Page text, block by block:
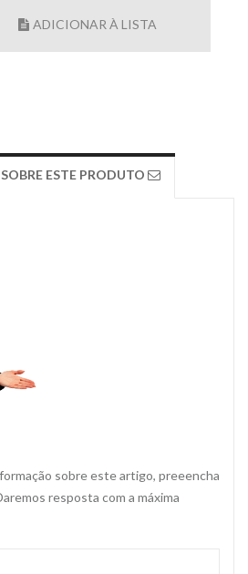
ADICIONAR À LISTA
ESTE PRODUTO
sobre este artigo, preeencha
resposta com a máxima